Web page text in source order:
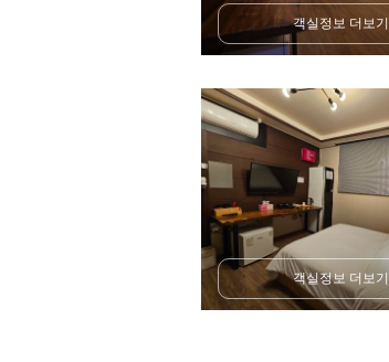
객실정보 더보기
객실정보 더보기